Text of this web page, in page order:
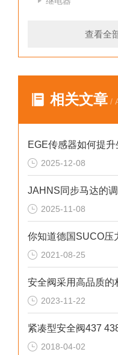
查看全
相关文章 /
2025-12-08
JAHNS同步马达的
2025-11-08
2021-08-25
安全阀采用高品质的
2023-11-22
2018-04-02